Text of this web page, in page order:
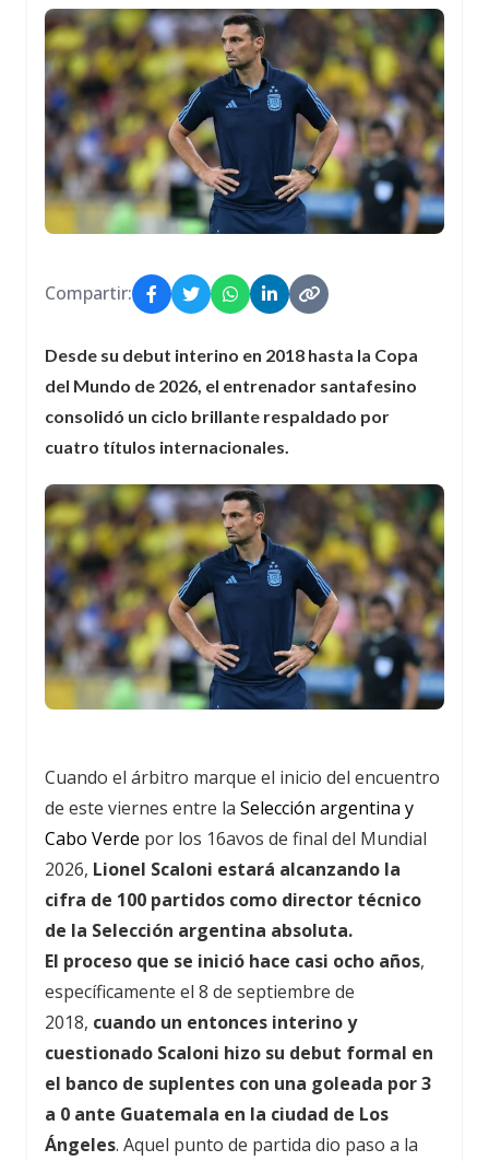
Compartir:
Desde su debut interino en 2018 hasta la Copa
del Mundo de 2026, el entrenador santafesino
consolidó un ciclo brillante respaldado por
cuatro títulos internacionales.
Cuando el árbitro marque el inicio del encuentro
de este viernes entre la Selección argentina y
Cabo Verde por los 16avos de final del Mundial
2026, Lionel Scaloni estará alcanzando la
cifra de 100 partidos como director técnico
de la Selección argentina absoluta.
El proceso que se inició hace casi ocho años,
específicamente el 8 de septiembre de
2018, cuando un entonces interino y
cuestionado Scaloni hizo su debut formal en
el banco de suplentes con una goleada por 3
a 0 ante Guatemala en la ciudad de Los
Ángeles. Aquel punto de partida dio paso a la